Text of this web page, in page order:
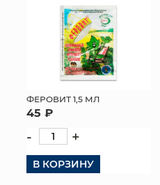
ФЕРОВИТ 1,5 МЛ
45 ₽
- +
В КОРЗИНУ